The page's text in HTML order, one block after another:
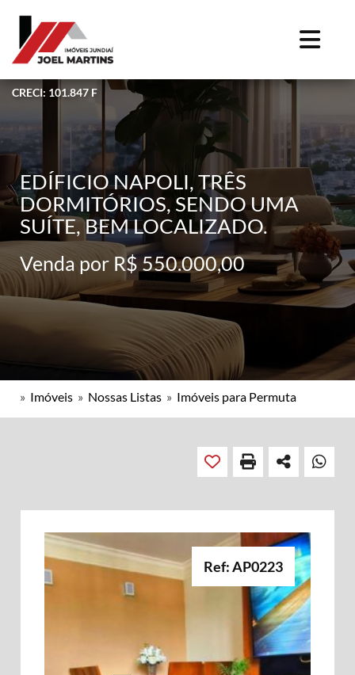
CRECI: 101.847 F
EDÍFICIO NAPOLI, TRÊS
DORMITÓRIOS, SENDO UMA
SUÍTE, BEM LOCALIZADO.
Venda por R$ 550.000,00
» Imóveis » Nossas Listas » Imóveis para Permuta
Ref: AP0223